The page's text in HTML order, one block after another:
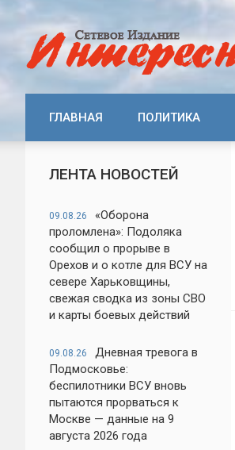
ГЛАВНАЯ ПОЛИТИКА
ЛЕНТА НОВОСТЕЙ
09.08.26
«Оборона
проломлена»: Подоляка
сообщил о прорыве в
Орехов и о котле для ВСУ на
севере Харьковщины,
свежая сводка из зоны СВО
и карты боевых действий
09.08.26
Дневная тревога в
Подмосковье:
беспилотники ВСУ вновь
пытаются прорваться к
Москве — данные на 9
августа 2026 года